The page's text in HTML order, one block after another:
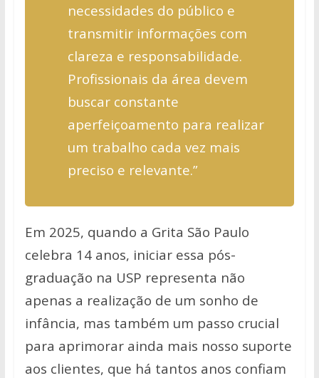
necessidades do público e
transmitir informações com
clareza e responsabilidade.
Profissionais da área devem
buscar constante
aperfeiçoamento para realizar
um trabalho cada vez mais
preciso e relevante.”
Em 2025, quando a Grita São Paulo
celebra 14 anos, iniciar essa pós-
graduação na USP representa não
apenas a realização de um sonho de
infância, mas também um passo crucial
para aprimorar ainda mais nosso suporte
aos clientes, que há tantos anos confiam